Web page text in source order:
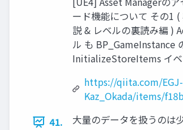
ード機能について その1 (
説 & レベルの裏読み編 )
ル も BP_GameInstance
InitializeStoreItems イベ
https://qiita.com/EGJ-
Kaz_Okada/items/
41.
大量のデータを扱うのは